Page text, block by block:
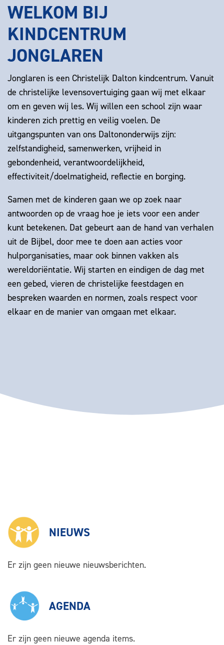
WELKOM BIJ
KINDCENTRUM
JONGLAREN
Jonglaren is een Christelijk Dalton kindcentrum. Vanuit
de christelijke levensovertuiging gaan wij met elkaar
om en geven wij les. Wij willen een school zijn waar
kinderen zich prettig en veilig voelen. De
uitgangspunten van ons Daltononderwijs zijn:
zelfstandigheid, samenwerken, vrijheid in
gebondenheid, verantwoordelijkheid,
effectiviteit/doelmatigheid, reflectie en borging.
Samen met de kinderen gaan we op zoek naar
antwoorden op de vraag hoe je iets voor een ander
kunt betekenen. Dat gebeurt aan de hand van verhalen
uit de Bijbel, door mee te doen aan acties voor
hulporganisaties, maar ook binnen vakken als
wereldoriëntatie. Wij starten en eindigen de dag met
een gebed, vieren de christelijke feestdagen en
bespreken waarden en normen, zoals respect voor
elkaar en de manier van omgaan met elkaar.
NIEUWS
Er zijn geen nieuwe nieuwsberichten.
AGENDA
Er zijn geen nieuwe agenda items.